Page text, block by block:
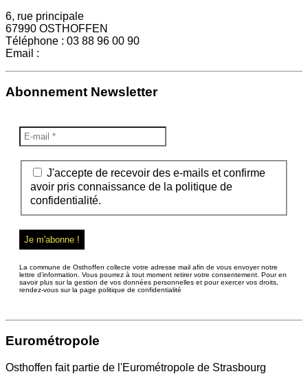
6, rue principale
67990 OSTHOFFEN
Téléphone : 03 88 96 00 90
Email :
Abonnement Newsletter
J'accepte de recevoir des e-mails et confirme
avoir pris connaissance de la politique de
confidentialité.
La commune de Osthoffen collecte votre adresse mail afin de vous envoyer notre
lettre d’information. Vous pourrez à tout moment retirer votre consentement. Pour en
savoir plus sur la gestion de vos données personnelles et pour exercer vos droits,
rendez-vous sur la page politique de confidentialité
Eurométropole
Osthoffen fait partie de l'Eurométropole de Strasbourg